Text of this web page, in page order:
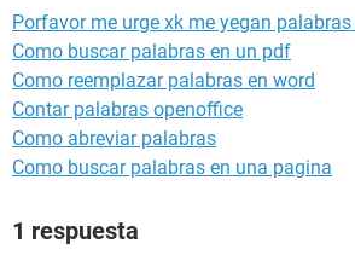
Porfavor me urge xk me yegan
Como buscar palabras en un pdf
Como reemplazar palabras en word
Contar palabras openoffice
Como abreviar palabras
Como buscar palabras en una pagina
1 respuesta